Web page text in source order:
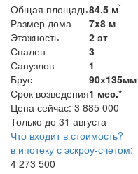
Общая площадь84.5 м²
Размер дома
7x8 м
Этажность
2 эт
Спален
3
Санузлов
1
Брус
90х135мм
Срок возведения1 мес.*
Цена сейчас: 3 885 000
Только до 31 августа
Что входит в стоимость?
в ипотеку с эскроу-счетом:
4 273 500